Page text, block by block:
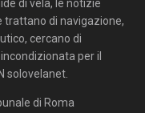
di vela, le notizie
trattano di navigazione,
cercano di
per il
solovelanet.
di Roma